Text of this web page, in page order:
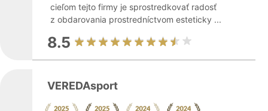
cieľom tejto firmy je sprostredkovať radosť
z obdarovania prostredníctvom esteticky ...
8.5
VEREDAsport